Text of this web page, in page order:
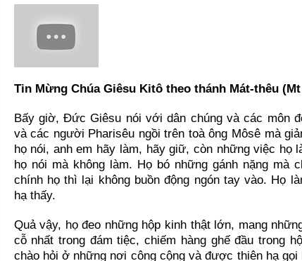
Tin Mừng Chúa Giêsu Kitô theo thánh Mát-thêu (Mt
Bấy giờ, Đức Giêsu nói với dân chúng và các môn
và các người Pharisêu ngồi trên toà ông Môsê mà
họ nói, anh em hãy làm, hãy giữ, còn những việc họ
họ nói mà không làm. Họ bó những gánh nặng mà
chính họ thì lại không buồn động ngón tay vào. Họ
hạ thấy.
Quả vậy, họ đeo những hộp kinh thật lớn, mang
cỗ nhất trong đám tiệc, chiếm hàng ghế đầu trong
chào hỏi ở những nơi công cộng và được thiên hạ gọi